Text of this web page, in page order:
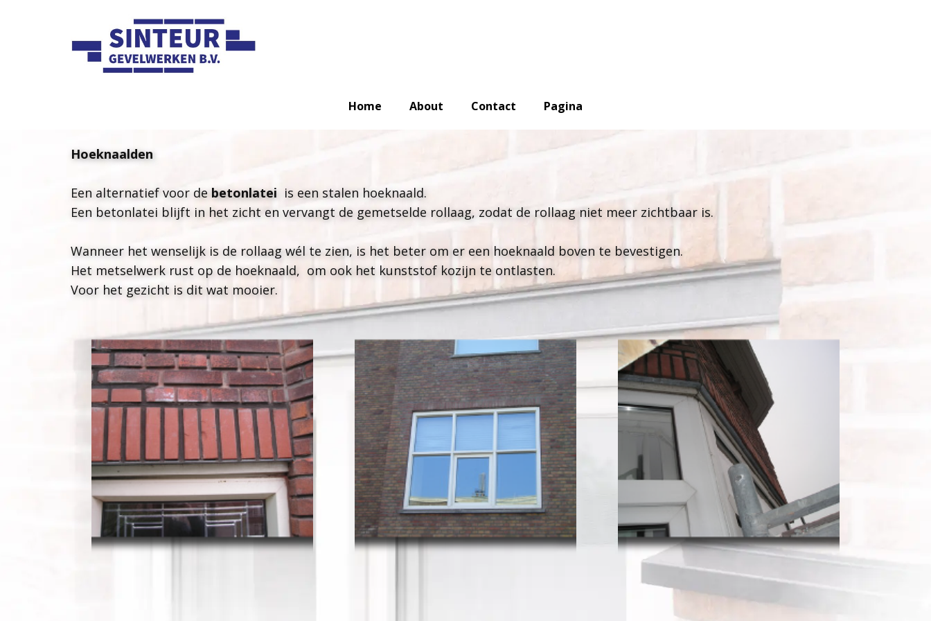
Home About Contact Pagina
Hoeknaalden
Een alternatief voor debetonlatei is een stalen hoeknaald.
Een betonlatei blijft in het zicht en vervangt de gemetselde rollaag, zodat de rollaag niet meer zichtbaar is.
Wanneer het wenselijk is de rollaag wél te zien, is het beter om er een hoeknaald boven te bevestigen.
Het metselwerk rust op de hoeknaald, om ook het kunststof kozijn te ontlasten.
Voor het gezicht is dit wat mooier.